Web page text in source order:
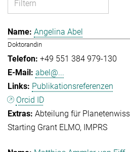
Angelina Abel
Doktorandin
+49 551 384 979-130
abel@...
Publikationsreferenzen
Orcid ID
Abteilung für
Starting Grant ELMO
IMPRS